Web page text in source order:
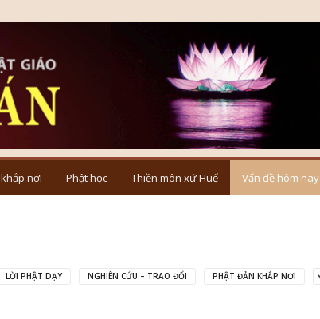
nơi Phật học Thiền môn xứ Huế Vấn đề hôm nay
LỜI PHẬT DẠY NGHIÊN CỨU – TRAO ĐỔI PHẬT ĐẢN KHẮP NƠI